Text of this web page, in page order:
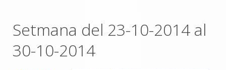
Setmana del 23-10-2014 al
30-10-2014